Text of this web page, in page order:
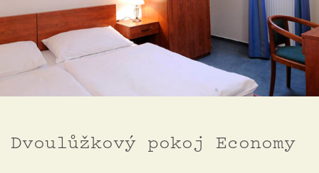
Dvoulůžkový pokoj Economy